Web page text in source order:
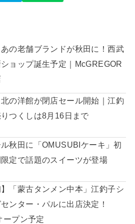
あの老舗ブランドが秋田に！西武
ョップ誕生予定｜McGREGOR
北の洋館が閉店セール開始｜江釣
つくしは8月16日まで
秋田に「OMUSUBIケーキ」初
定で話題のスイーツが登場
】「蒙古タンメン中本」江釣子シ
ンター・パルに出店決定！
ープン予定